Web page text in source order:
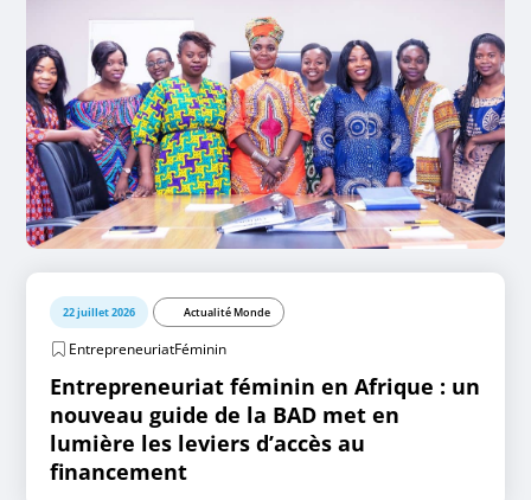
22 juillet 2026 Actualité Monde
EntrepreneuriatFéminin
Entrepreneuriat féminin en Afrique : un
nouveau guide de la BAD met en
lumière les leviers d’accès au
financement